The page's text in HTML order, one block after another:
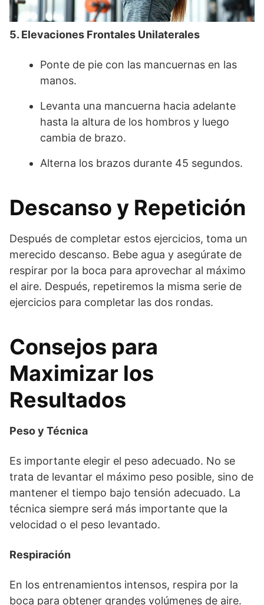
5. Elevaciones Frontales Unilaterales
Ponte de pie con las mancuernas en las
manos.
Levanta una mancuerna hacia adelante
hasta la altura de los hombros y luego
cambia de brazo.
Alterna los brazos durante 45 segundos.
Descanso y Repetición
Después de completar estos ejercicios, toma un
merecido descanso. Bebe agua y asegúrate de
respirar por la boca para aprovechar al máximo
el aire. Después, repetiremos la misma serie de
ejercicios para completar las dos rondas.
Consejos para
Maximizar los
Resultados
Peso y Técnica
Es importante elegir el peso adecuado. No se
trata de levantar el máximo peso posible, sino de
mantener el tiempo bajo tensión adecuado. La
técnica siempre será más importante que la
velocidad o el peso levantado.
Respiración
En los entrenamientos intensos, respira por la
boca para obtener grandes volúmenes de aire.